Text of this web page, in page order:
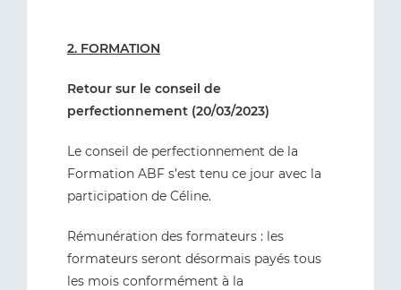
2. FORMATION
Retour sur le conseil de
perfectionnement (20/03/2023)
Le conseil de perfectionnement de la
Formation ABF s’est tenu ce jour avec la
participation de Céline.
Rémunération des formateurs : les
formateurs seront désormais payés tous
les mois conformément à la